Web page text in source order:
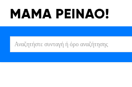
Αναζητήστε συνταγή ή όρο αναζήτησης